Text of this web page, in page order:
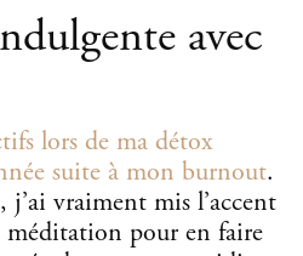
avec
lors de ma détox
suite à mon burnout.
vraiment mis l’accent
méditation pour en faire